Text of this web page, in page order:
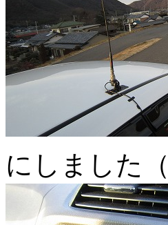
にしました